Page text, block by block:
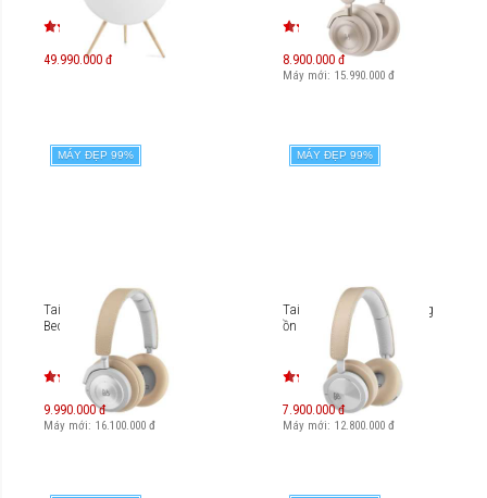
49.990.000 đ 8.900.000 đ
Máy mới: 15.990.000 đ
MÁY ĐẸP 99%
Tai nghe không dây B&O
Beoplay H9i
9.990.000 đ
Máy mới: 16.100.000 đ
MÁY ĐẸP 99%
Tai nghe không dây chống
ồn B&O Beoplay H8i
7.900.000 đ
Máy mới: 12.800.000 đ